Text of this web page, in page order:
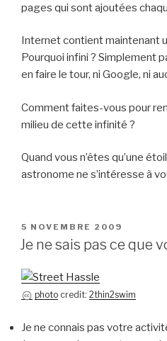
pages qui sont ajoutées
Internet contient maintenant
Pourquoi infini ? Simplement
en faire le tour, ni Google, ni
Comment faites-vous pour
milieu de cette infinité ?
Quand vous n’êtes qu’une
astronome ne s’intéresse à
PUBLIÉ
LE
5 NOVEMBRE 2009
Je ne sais pas ce que
photo credit: 2thin2swim
Je ne connais pas votre